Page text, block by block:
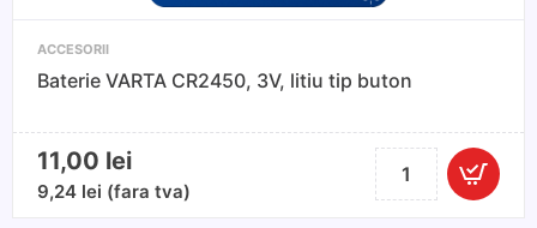
ACCESORII
Baterie VARTA CR2450, 3V, litiu tip buton
11,00 lei
9,24 lei (fara tva)
Cantitate
Baterie